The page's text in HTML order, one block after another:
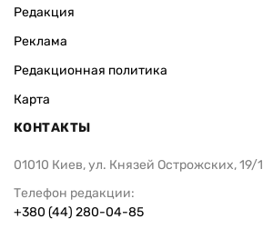
Редакция
Реклама
Редакционная политика
Карта
КОНТАКТЫ
01010 Киев, ул. Князей Острожских, 19/1
Телефон редакции:
+380 (44) 280-04-85